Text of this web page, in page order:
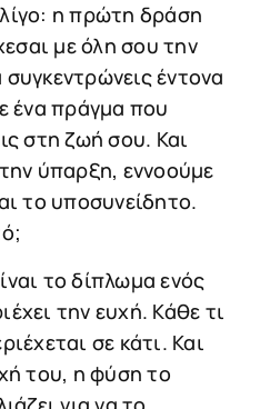
η πρώτη δράση
με όλη σου την
έντονα
ένα πράγμα που
στη ζωή σου. Και
ύπαρξη, εννοούμε
το υποσυνείδητο.
το δίπλωμα ενός
την ευχή. Κάθε τι
σε κάτι. Και
του, η φύση το